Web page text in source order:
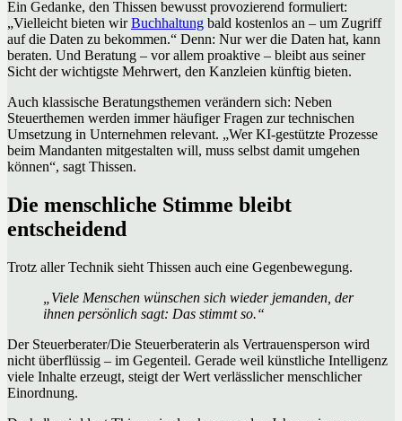
Ein Gedanke, den Thissen bewusst provozierend formuliert:
„Vielleicht bieten wirBuchhaltung bald kostenlos an – um Zugriff
auf die Daten zu bekommen.“ Denn: Nur wer die Daten hat, kann
beraten. Und Beratung – vor allem proaktive – bleibt aus seiner
Sicht der wichtigste Mehrwert, den Kanzleien künftig bieten.
Auch klassische Beratungsthemen verändern sich: Neben
Steuerthemen werden immer häufiger Fragen zur technischen
Umsetzung in Unternehmen relevant. „Wer KI-gestützte Prozesse
beim Mandanten mitgestalten will, muss selbst damit umgehen
können“, sagt Thissen.
Die menschliche Stimme bleibt
entscheidend
Trotz aller Technik sieht Thissen auch eine Gegenbewegung.
„Viele Menschen wünschen sich wieder jemanden, der
ihnen persönlich sagt: Das stimmt so.“
Der Steuerberater/Die Steuerberaterin als Vertrauensperson wird
nicht überflüssig – im Gegenteil. Gerade weil künstliche Intelligenz
viele Inhalte erzeugt, steigt der Wert verlässlicher menschlicher
Einordnung.